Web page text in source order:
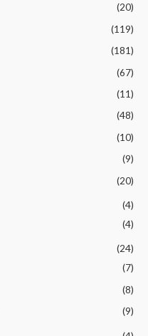
(20)
(119)
(181)
(67)
(11)
(48)
(10)
(9)
(20)
(4)
(4)
(24)
(7)
(8)
(9)